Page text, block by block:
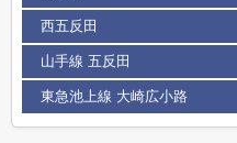
西五反田
山手線 五反田
東急池上線 大崎広小路